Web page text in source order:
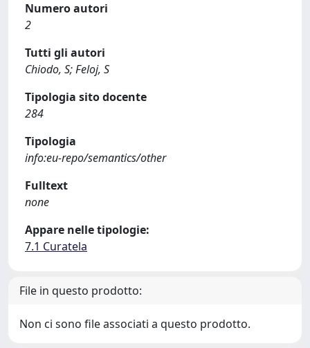
Numero autori
2
Tutti gli autori
Chiodo, S; Feloj, S
Tipologia sito docente
284
Tipologia
info:eu-repo/semantics/other
Fulltext
none
Appare nelle tipologie:
7.1 Curatela
File in questo prodotto:
Non ci sono file associati a questo prodotto.